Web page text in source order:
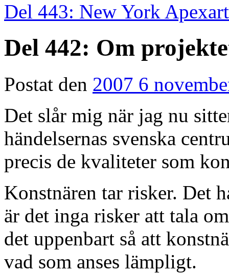
Del 443: New York
Del 442: Om
Postat den 2007 6
Det slår mig när jag nu
händelsernas svenska
precis de kvaliteter som
Konstnären tar risker. Det
är det inga risker att tala
det uppenbart så att
vad som anses lämpligt.